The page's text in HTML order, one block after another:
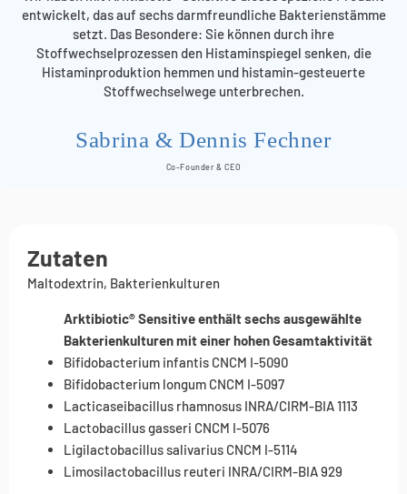
entwickelt, das auf sechs darmfreundliche Bakterienstämme
setzt. Das Besondere: Sie können durch ihre
Stoffwechselprozessen den Histaminspiegel senken, die
Histaminproduktion hemmen und histamin-gesteuerte
Stoffwechselwege unterbrechen.
Sabrina & Dennis Fechner
Co-Founder & CEO
Zutaten
Maltodextrin, Bakterienkulturen
Arktibiotic® Sensitive enthält sechs ausgewählte
Bakterienkulturen mit einer hohen Gesamtaktivität
Bifidobacterium infantis CNCM I-5090
Bifidobacterium longum CNCM I-5097
Lacticaseibacillus rhamnosus INRA/CIRM-BIA 1113
Lactobacillus gasseri CNCM I-5076
Ligilactobacillus salivarius CNCM I-5114
Limosilactobacillus reuteri INRA/CIRM-BIA 929